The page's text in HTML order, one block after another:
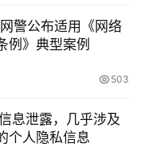
警公布适用《网络
例》典型案例
503
息泄露，几乎涉及
个人隐私信息